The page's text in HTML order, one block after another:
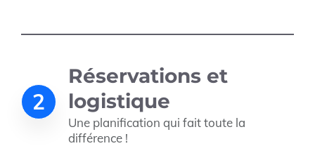
2
Réservations et
logistique
Une planification qui fait toute la
différence !